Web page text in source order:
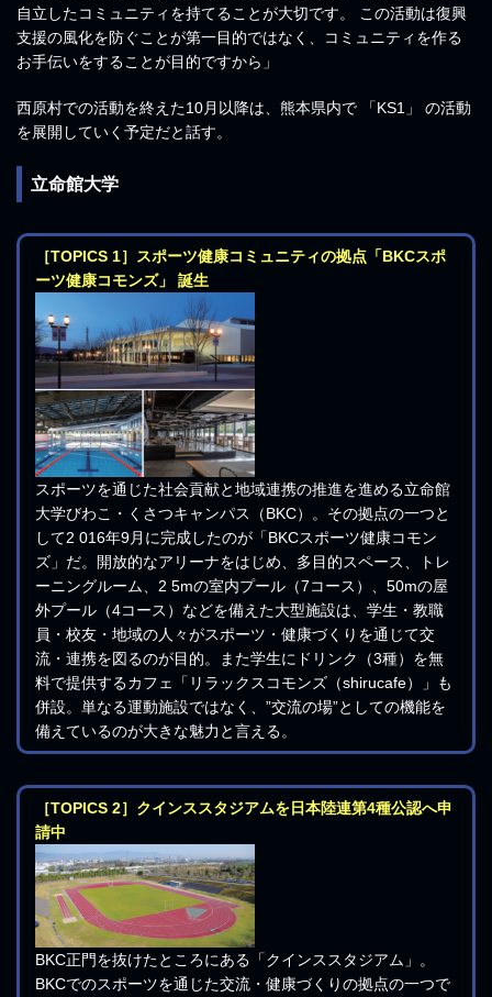
自立したコミュニティを持てることが大切です。 この活動は復興
支援の風化を防ぐことが第一目的ではなく、コミュニティを作る
お手伝いをすることが目的ですから」
西原村での活動を終えた10月以降は、熊本県内で 「KS1」 の活動
を展開していく予定だと話す。
立命館大学
［TOPICS 1］スポーツ健康コミュニティの拠点「BKCスポ
ーツ健康コモンズ」 誕生
スポーツを通じた社会貢献と地域連携の推進を進める立命館
大学びわこ・くさつキャンパス（BKC）。その拠点の一つと
して2 016年9月に完成したのが「BKCスポーツ健康コモン
ズ」だ。開放的なアリーナをはじめ、多目的スペース、トレ
ーニングルーム、2 5mの室内プール（7コース）、50mの屋
外プール（4コース）などを備えた大型施設は、学生・教職
員・校友・地域の人々がスポーツ・健康づくりを通じて交
流・連携を図るのが目的。また学生にドリンク（3種）を無
料で提供するカフェ「リラックスコモンズ（shirucafe）」も
併設。単なる運動施設ではなく、”交流の場”としての機能を
備えているのが大きな魅力と言える。
［TOPICS 2］クインススタジアムを日本陸連第4種公認へ申
請中
BKC正門を抜けたところにある「クインススタジアム」。
BKCでのスポーツを通じた交流・健康づくりの拠点の一つで